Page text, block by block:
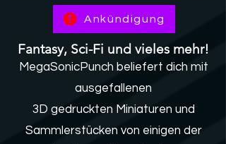
Ankündigung
Fantasy, Sci-Fi und vieles mehr!
MegaSonicPunch beliefert dich mit
ausgefallenen
3D gedruckten Miniaturen und
Sammlerstücken von einigen der